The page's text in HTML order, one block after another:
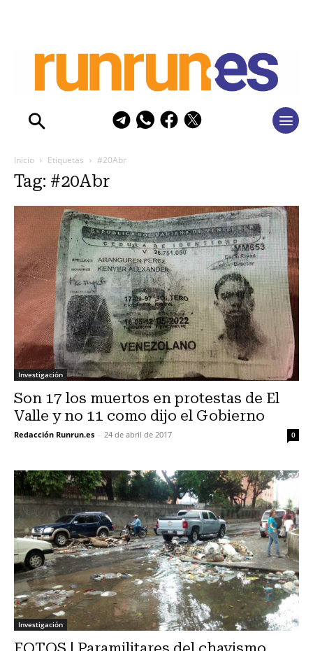
Inicio Etiquetas #20Abr
Tag: #20Abr
Investigación
Son 17 los muertos en protestas de El
Valle y no 11 como dijo el Gobierno
Redacción Runrun.es - 24 de abril de 2017 0
Investigación